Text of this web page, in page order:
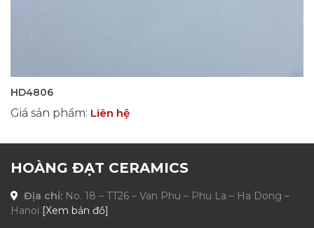
HD4806
Giá sản phẩm: Liên hệ
HOÀNG ĐẠT CERAMICS
Địa chỉ: No. 18 – TT26 – Van Phu – Phu La – Ha Dong –
Hanoi [Xem bản đồ]